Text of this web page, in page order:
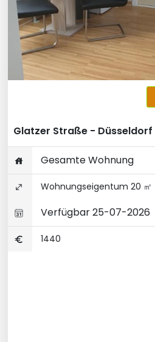
Glatzer Straße - Düsseldorf
Gesamte Wohnung
Wohnungseigentum 20 ㎡
Verfügbar 25-07-2026
1440